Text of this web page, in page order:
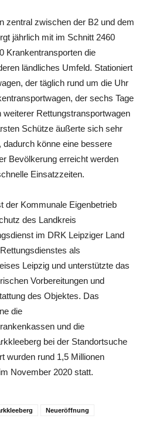
zentral zwischen der B2 und dem
jährlich mit im Schnitt 2460
Krankentransporten die
ländliches Umfeld. Stationiert
der täglich rund um die Uhr
der sechs Tage
Rettungstransportwagen
Schütze äußerte sich sehr
dadurch könne eine bessere
Bevölkerung erreicht werden
Einsatzzeiten.
der Kommunale Eigenbetrieb
des Landkreis
im DRK Leipziger Land
als
Leipzig und unterstützte das
Vorbereitungen und
des Objektes. Das
die
und die
bei der Standortsuche
wurden rund 1,5 Millionen
November 2020 statt.
Neueröffnung